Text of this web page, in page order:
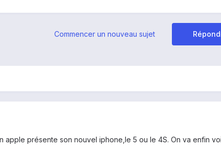
Commencer un nouveau sujet
apple présente son nouvel iphone,le 5 ou le 4S. On va enfin